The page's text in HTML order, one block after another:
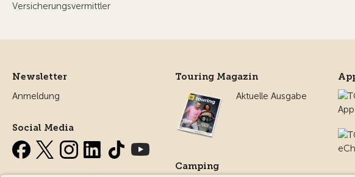
Versicherungsvermittler
Newsletter
Anmeldung
Social Media
Touring Magazin
Aktuelle Ausgabe
Camping